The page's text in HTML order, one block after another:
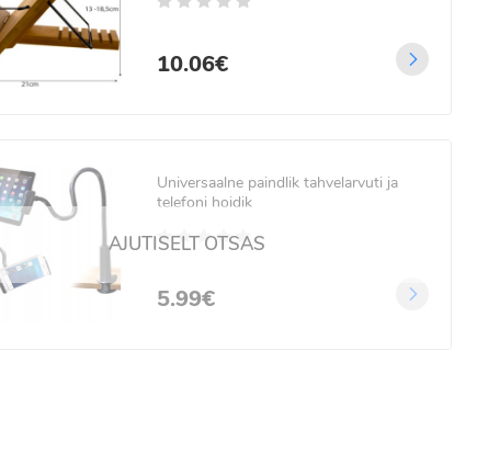
10.06€
AJUTISELT OTSAS
Universaalne paindlik tahvelarvuti ja
telefoni hoidik
5.99€